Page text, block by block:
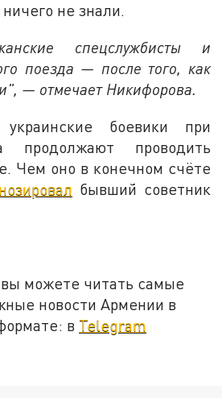
не знали.
спецслужбисты и
поезда — после того, как
— отмечает Никифорова.
боевики при
продолжают проводить
Чем оно в конечном счёте
бывший советник
можете читать самые
новости Армении в
в Telegram